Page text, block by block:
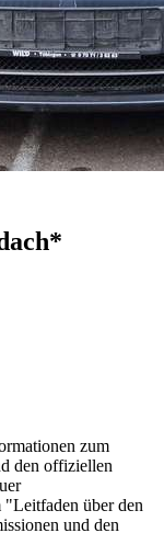
zum
den offiziellen
"Leitfaden über den
und den